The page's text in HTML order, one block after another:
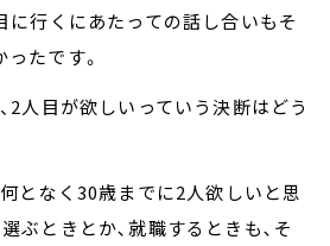
に行くにあたっての話し合いもそ
たです。
2人目が欲しいっていう決断はどう
となく30歳までに2人欲しいと思
ぶときとか､就職するときも､そ